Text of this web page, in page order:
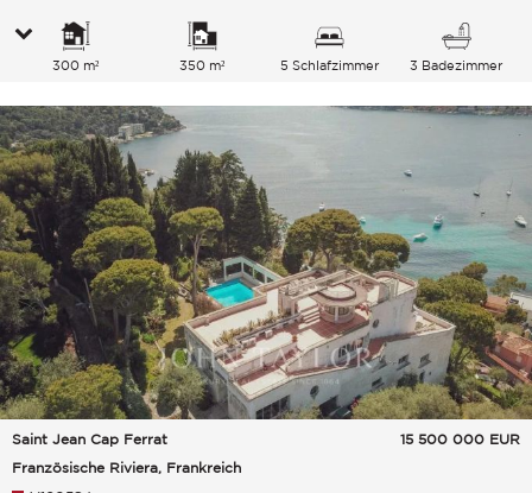
300 m² 350 m² 5 Schlafzimmer 3 Badezimmer
Saint Jean Cap Ferrat
Französische Riviera, Frankreich
15 500 000 EUR